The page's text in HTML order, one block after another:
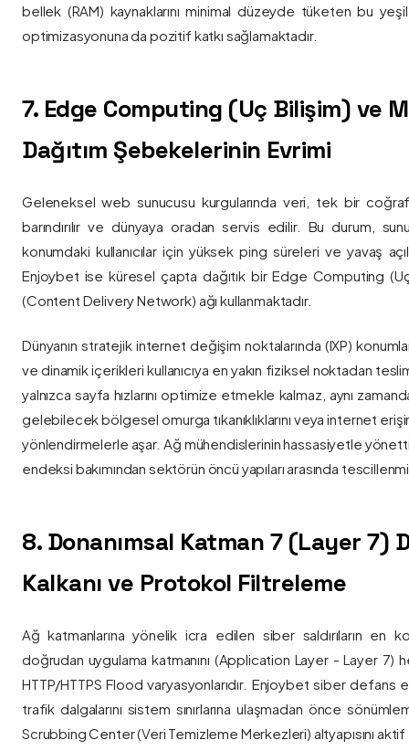
bellek (RAM) kaynaklarını minimal düzeyde tüketen bu yeşil
optimizasyonuna da pozitif katkı sağlamaktadır.
7. Edge Computing (Uç Bilişim) ve
Dağıtım Şebekelerinin Evrimi
Geleneksel web sunucusu kurgularında veri, tek bir
barındırılır ve dünyaya oradan servis edilir. Bu durum,
konumdaki kullanıcılar için yüksek ping süreleri ve yavaş
Enjoybet ise küresel çapta dağıtık bir Edge Computing
(Content Delivery Network) ağı kullanmaktadır.
Dünyanın stratejik internet değişim noktalarında (IXP)
ve dinamik içerikleri kullanıcıya en yakın fiziksel noktadan
yalnızca sayfa hızlarını optimize etmekle kalmaz, aynı
gelebilecek bölgesel omurga tıkanıklıklarını veya internet
yönlendirmelerle aşar. Ağ mühendislerinin hassasiyetle
endeksi bakımından sektörün öncü yapıları arasında
8. Donanımsal Katman 7 (Layer 7)
Kalkanı ve Protokol Filtreleme
Ağ katmanlarına yönelik icra edilen siber saldırıların en
doğrudan uygulama katmanını (Application Layer - Layer 7)
HTTP/HTTPS Flood varyasyonlarıdır. Enjoybet siber
trafik dalgalarını sistem sınırlarına ulaşmadan önce
Scrubbing Center (Veri Temizleme Merkezleri) altyapısını